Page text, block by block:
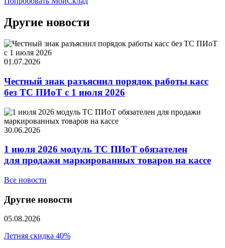
Другие новости
01.07.2026
Честный знак разъяснил порядок работы касс
без ТС ПИоТ с 1 июля 2026
30.06.2026
1 июля 2026 модуль ТС ПИоТ обязателен
для продажи маркированных товаров на кассе
Все новости
Другие новости
05.08.2026
Летняя скидка 40%